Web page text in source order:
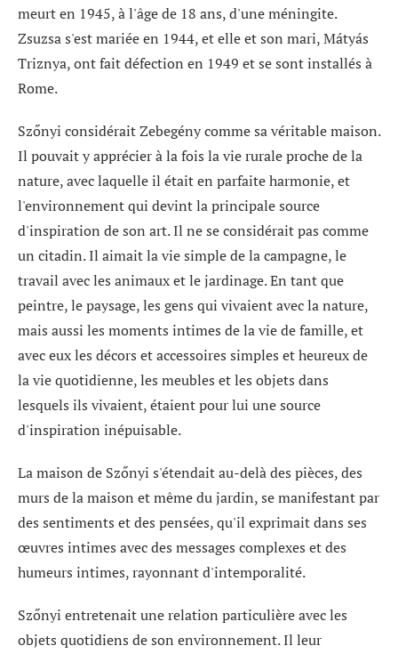
meurt en 1945, à l'âge de 18 ans, d'une méningite.
Zsuzsa s'est mariée en 1944, et elle et son mari, Mátyás
Triznya, ont fait défection en 1949 et se sont installés à
Rome.
Szőnyi considérait Zebegény comme sa véritable maison.
Il pouvait y apprécier à la fois la vie rurale proche de la
nature, avec laquelle il était en parfaite harmonie, et
l'environnement qui devint la principale source
d'inspiration de son art. Il ne se considérait pas comme
un citadin. Il aimait la vie simple de la campagne, le
travail avec les animaux et le jardinage. En tant que
peintre, le paysage, les gens qui vivaient avec la nature,
mais aussi les moments intimes de la vie de famille, et
avec eux les décors et accessoires simples et heureux de
la vie quotidienne, les meubles et les objets dans
lesquels ils vivaient, étaient pour lui une source
d'inspiration inépuisable.
La maison de Szőnyi s'étendait au-delà des pièces, des
murs de la maison et même du jardin, se manifestant par
des sentiments et des pensées, qu'il exprimait dans ses
œuvres intimes avec des messages complexes et des
humeurs intimes, rayonnant d'intemporalité.
Szőnyi entretenait une relation particulière avec les
objets quotidiens de son environnement. Il leur